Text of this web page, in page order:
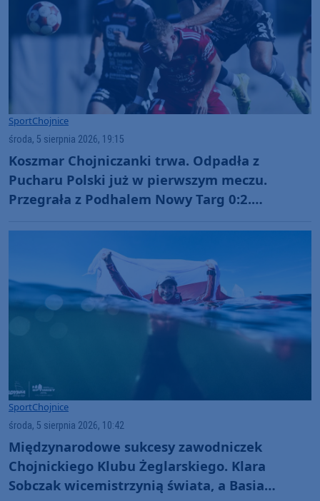
SportChojnice
środa, 5 sierpnia 2026, 19:15
Koszmar Chojniczanki trwa. Odpadła z
Pucharu Polski już w pierwszym meczu.
Przegrała z Podhalem Nowy Targ 0:2.
SportChojnice
środa, 5 sierpnia 2026, 10:42
Międzynarodowe sukcesy zawodniczek
Chojnickiego Klubu Żeglarskiego. Klara
Sobczak wicemistrzynią świata, a Basia